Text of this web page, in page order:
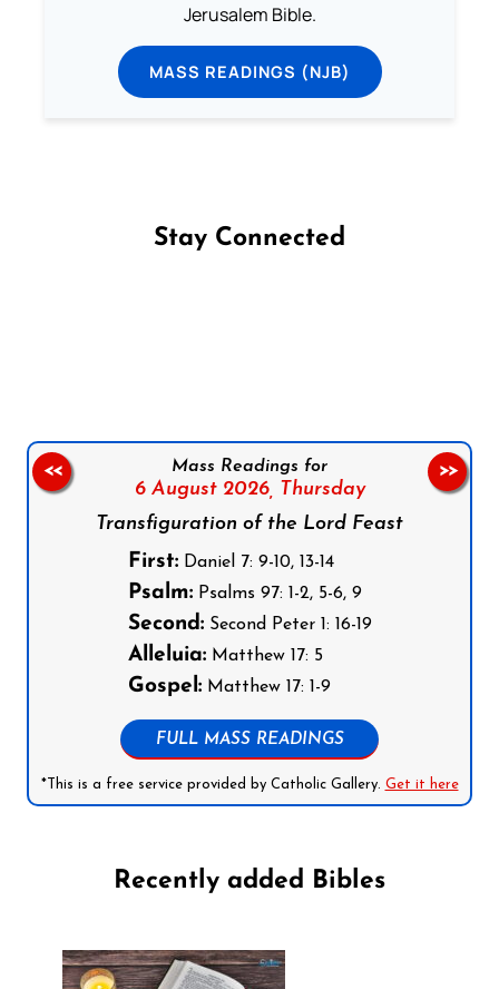
Jerusalem Bible.
MASS READINGS (NJB)
Stay Connected
Mass Readings for
6 August 2026, Thursday
Transfiguration of the Lord Feast
First:Daniel 7: 9-10, 13-14
Psalm:Psalms 97: 1-2, 5-6, 9
Second:Second Peter 1: 16-19
Alleluia:Matthew 17: 5
Gospel:Matthew 17: 1-9
FULL MASS READINGS
*This is a free service provided by Catholic Gallery. Get it here
<< >>
Recently added Bibles